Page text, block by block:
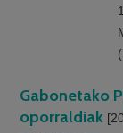
Gabonetako
oporraldiak